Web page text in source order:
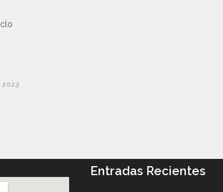
2023
Entradas Recientes